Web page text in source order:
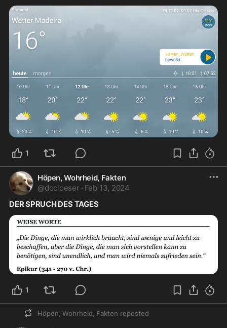
1
Höpen, Wohrheid, Fakten
@docloeser · Feb 13, 2024
DER SPRUCH DES TAGES
1
Höpen, Wohrheid, Fakten reposted